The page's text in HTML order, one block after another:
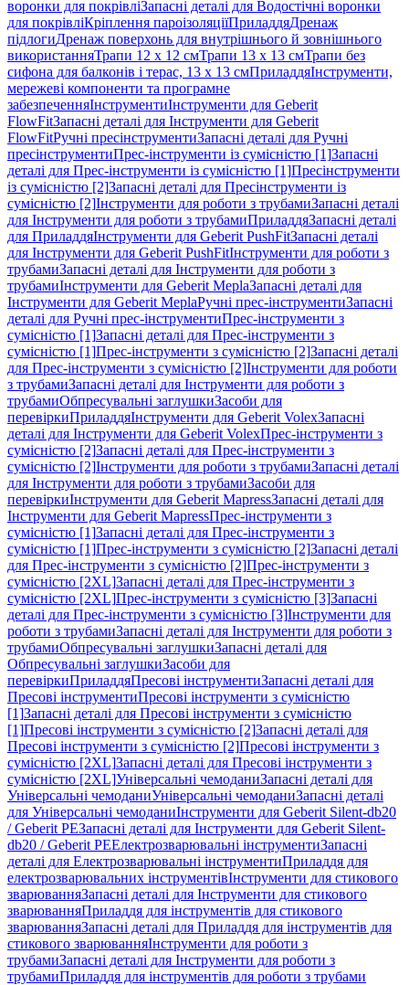
воронки для покрівліЗапасні деталі для Водостічні воронки
для покрівліКріплення пароізоляціїПриладдяДренаж
підлогиДренаж поверхонь для внутрішнього й зовнішнього
використанняТрапи 12 x 12 смТрапи 13 x 13 смТрапи без
сифона для балконів і терас, 13 x 13 смПриладдяІнструменти,
мережеві компоненти та програмне
забезпеченняІнструментиІнструменти для Geberit
FlowFitЗапасні деталі для Інструменти для Geberit
FlowFitРучні пресінструментиЗапасні деталі для Ручні
пресінструментиПрес-інструменти із сумісністю [1]Запасні
деталі для Прес-інструменти із сумісністю [1]Пресінструменти
із сумісністю [2]Запасні деталі для Пресінструменти із
сумісністю [2]Інструменти для роботи з трубамиЗапасні деталі
для Інструменти для роботи з трубамиПриладдяЗапасні деталі
для ПриладдяІнструменти для Geberit PushFitЗапасні деталі
для Інструменти для Geberit PushFitІнструменти для роботи з
трубамиЗапасні деталі для Інструменти для роботи з
трубамиІнструменти для Geberit MeplaЗапасні деталі для
Інструменти для Geberit MeplaРучні прес-інструментиЗапасні
деталі для Ручні прес-інструментиПрес-інструменти з
сумісністю [1]Запасні деталі для Прес-інструменти з
сумісністю [1]Прес-інструменти з сумісністю [2]Запасні деталі
для Прес-інструменти з сумісністю [2]Інструменти для роботи
з трубамиЗапасні деталі для Інструменти для роботи з
трубамиОбпресувальні заглушкиЗасоби для
перевіркиПриладдяІнструменти для Geberit VolexЗапасні
деталі для Інструменти для Geberit VolexПрес-інструменти з
сумісністю [2]Запасні деталі для Прес-інструменти з
сумісністю [2]Інструменти для роботи з трубамиЗапасні деталі
для Інструменти для роботи з трубамиЗасоби для
перевіркиІнструменти для Geberit MapressЗапасні деталі для
Інструменти для Geberit MapressПрес-інструменти з
сумісністю [1]Запасні деталі для Прес-інструменти з
сумісністю [1]Прес-інструменти з сумісністю [2]Запасні деталі
для Прес-інструменти з сумісністю [2]Прес-інструменти з
сумісністю [2XL]Запасні деталі для Прес-інструменти з
сумісністю [2XL]Прес-інструменти з сумісністю [3]Запасні
деталі для Прес-інструменти з сумісністю [3]Інструменти для
роботи з трубамиЗапасні деталі для Інструменти для роботи з
трубамиОбпресувальні заглушкиЗапасні деталі для
Обпресувальні заглушкиЗасоби для
перевіркиПриладдяПресові інструментиЗапасні деталі для
Пресові інструментиПресові інструменти з сумісністю
[1]Запасні деталі для Пресові інструменти з сумісністю
[1]Пресові інструменти з сумісністю [2]Запасні деталі для
Пресові інструменти з сумісністю [2]Пресові інструменти з
сумісністю [2XL]Запасні деталі для Пресові інструменти з
сумісністю [2XL]Універсальні чемоданиЗапасні деталі для
Універсальні чемоданиУніверсальні чемоданиЗапасні деталі
для Універсальні чемоданиІнструменти для Geberit Silent-db20
/ Geberit PEЗапасні деталі для Інструменти для Geberit Silent-
db20 / Geberit PEЕлектрозварювальні інструментиЗапасні
деталі для Електрозварювальні інструментиПриладдя для
електрозварювальних інструментівІнструменти для стикового
зварюванняЗапасні деталі для Інструменти для стикового
зварюванняПриладдя для інструментів для стикового
зварюванняЗапасні деталі для Приладдя для інструментів для
стикового зварюванняІнструменти для роботи з
трубамиЗапасні деталі для Інструменти для роботи з
трубамиПриладдя для інструментів для роботи з трубами